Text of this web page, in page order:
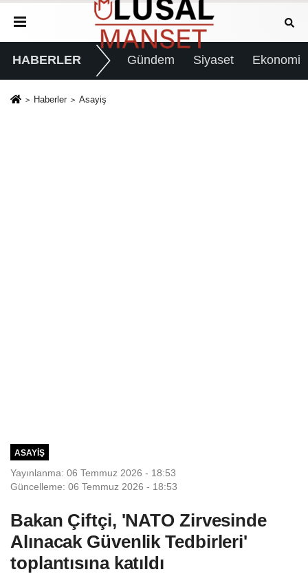
HABERLER Gündem Siyaset Ekonomi
Haberler Asayiş
ASAYIŞ
Yayınlanma: 06 Temmuz 2026 - 18:53
Güncelleme: 06 Temmuz 2026 - 18:53
Bakan Çiftçi, 'NATO Zirvesinde
Alınacak Güvenlik Tedbirleri'
toplantısına katıldı